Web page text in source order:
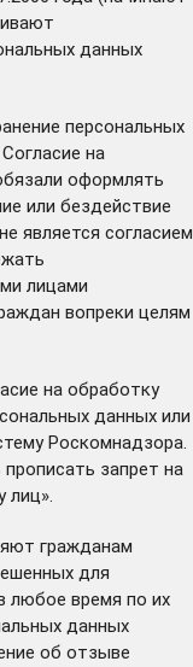
данных
персональных
на
оформлять
или бездействие
является согласием
лицами
вопреки целям
на обработку
данных или
Роскомнадзора.
запрет на
лиц».
гражданам
для
любое время по их
данных
об отзыве